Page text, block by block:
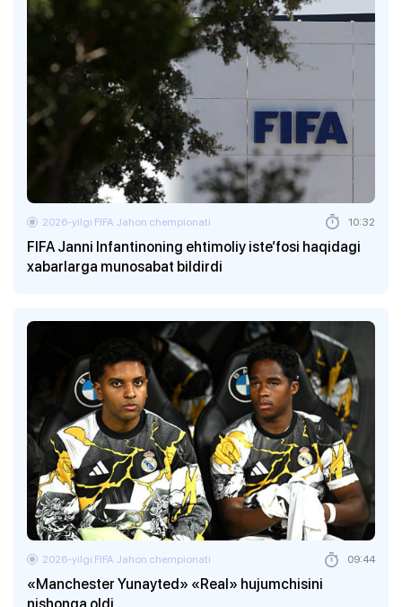
FIFA Janni Infantinoning ehtimoliy iste’fosi haqidagi
xabarlarga munosabat bildirdi
2026-yilgi FIFA Jahon chempionati 10:32
«Manchester Yunayted» «Real» hujumchisini
2026-yilgi FIFA Jahon chempionati 09:44